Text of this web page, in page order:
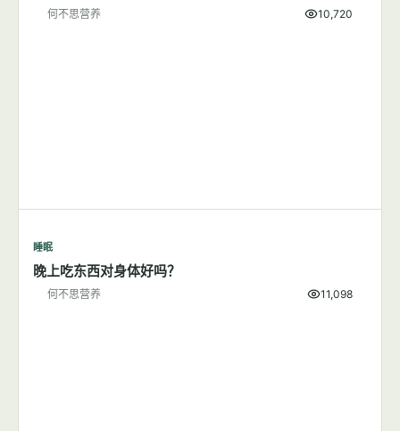
何不思营养 10,720
睡眠
晚上吃东西对身体好吗？
何不思营养 11,098